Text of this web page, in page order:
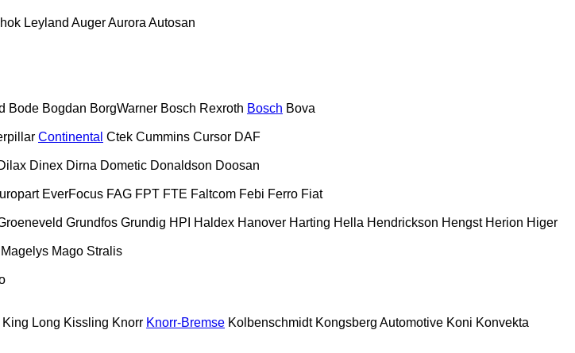
Leyland AugerAurora Autosan
Bode Bogdan BorgWarner Bosch Rexroth Bosch Bova
Continental Ctek Cummins Cursor DAF
Dinex Dirna Dometic Donaldson Doosan
EverFocus FAG FPT FTE Faltcom Febi Ferro Fiat
Grundfos Grundig HPI Haldex Hanover Harting Hella Hendrickson Hengst Herion Higer
Magelys Mago Stralis
King Long Kissling Knorr Knorr-Bremse Kolbenschmidt Kongsberg Automotive Koni Konvekta